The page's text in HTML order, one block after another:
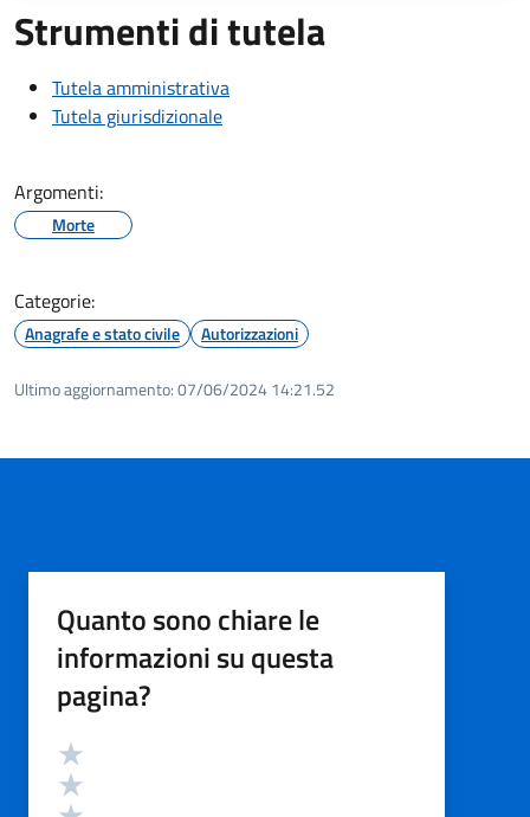
Strumenti di tutela
Tutela amministrativa
Tutela giurisdizionale
Argomenti:
Morte
Categorie:
Anagrafe e stato civile Autorizzazioni
Ultimo aggiornamento:07/06/2024 14:21.52
Quanto sono chiare le
informazioni su questa
pagina?
Valutazione